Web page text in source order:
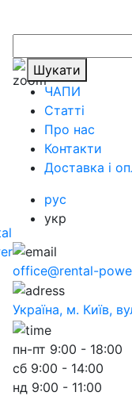
Шукати
ЧАПИ
Статті
Про нас
Контакти
Доставка і
рус
укр
office@rental-
Україна, м. Київ,
пн-пт 9:00 - 18:00
сб 9:00 - 14:00
нд 9:00 - 11:00